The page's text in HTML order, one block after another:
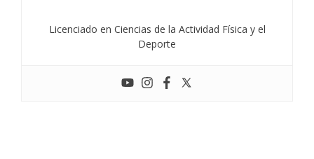
Licenciado en Ciencias de la Actividad Física y el
Deporte